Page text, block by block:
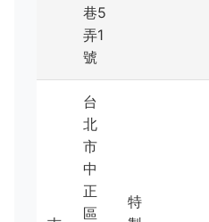
巷5
弄1
號
台
北
市
中
正
區
特